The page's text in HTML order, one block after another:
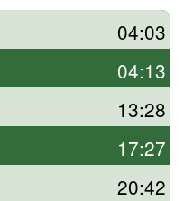
04:03
04:13
13:28
17:27
20:42